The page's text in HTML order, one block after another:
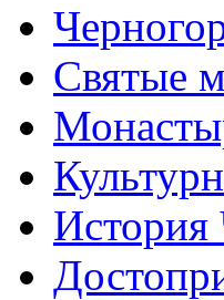
Святые
История